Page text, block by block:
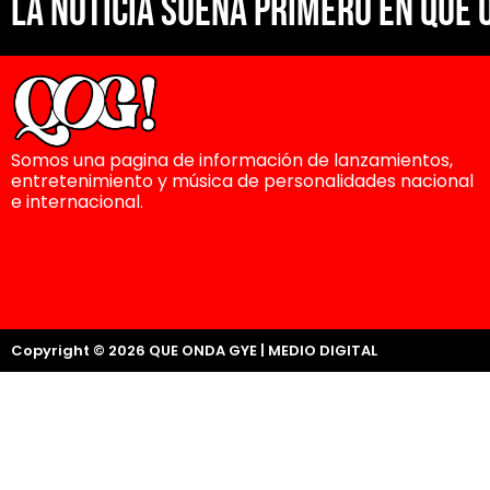
La noticia suena primero en Que
Somos una pagina de información de lanzamientos,
entretenimiento y música de personalidades nacional
e internacional.
Copyright © 2026 QUE ONDA GYE | MEDIO DIGITAL